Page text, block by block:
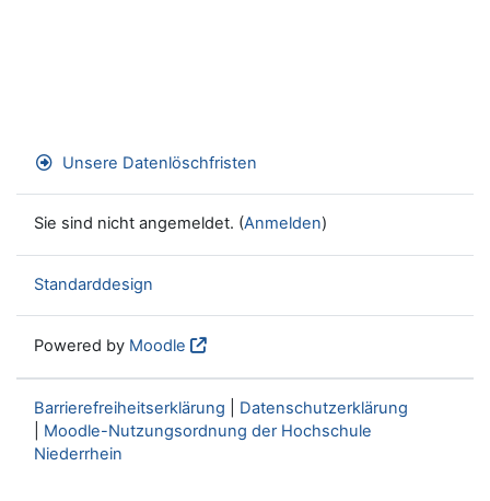
Unsere Datenlöschfristen
Sie sind nicht angemeldet. (Anmelden)
Standarddesign
Powered by Moodle
Barrierefreiheitserklärung
Datenschutzerklärung
Moodle-Nutzungsordnung der Hochschule
Niederrhein